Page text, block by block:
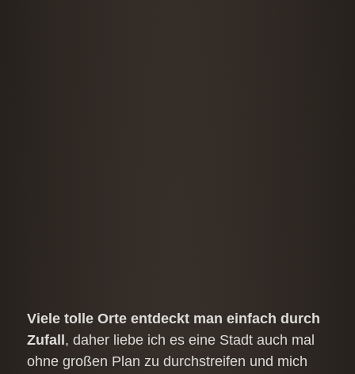
Viele tolle Orte entdeckt man einfach durch
Zufall , daher liebe ich es eine Stadt auch mal
ohne großen Plan zu durchstreifen und mich